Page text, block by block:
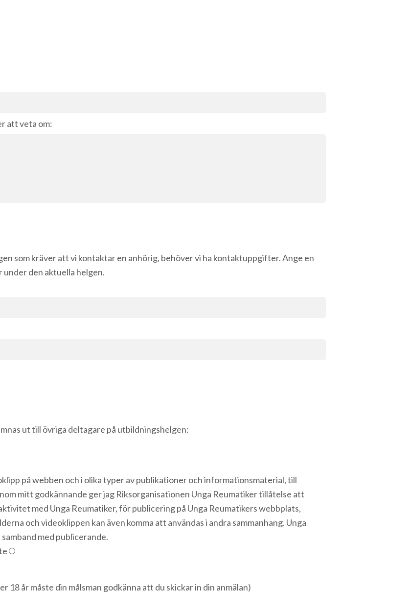
att veta om:
som kräver att vi kontaktar en anhörig, behöver vi ha kontaktuppgifter. Ange en
under den aktuella helgen.
ut till övriga deltagare på utbildningshelgen:
på webben och i olika typer av publikationer och informationsmaterial, till
mitt godkännande ger jag Riksorganisationen Unga Reumatiker tillåtelse att
med Unga Reumatiker, för publicering på Unga Reumatikers webbplats,
och videoklippen kan även komma att användas i andra sammanhang. Unga
med publicerande.
18 år måste din målsman godkänna att du skickar in din anmälan)